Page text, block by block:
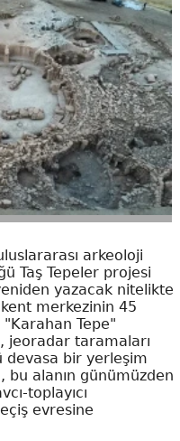
arkeoloji
Taş Tepeler projesi
yazacak nitelikte
kent merkezinin 45
Tepe"
jeoradar taramaları
devasa bir yerleşim
alanın günümüzden
toplayıcı
evresine